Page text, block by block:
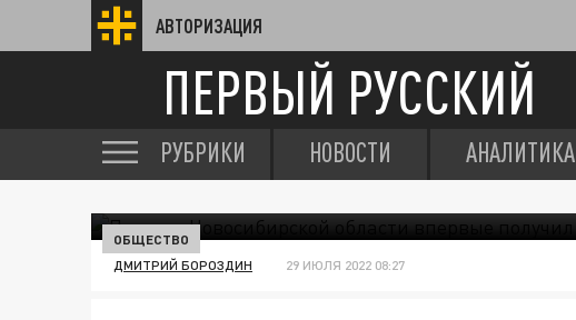
АВТОРИЗАЦИЯ
ПЕРВЫЙ РУССКИЙ
РУБРИКИ НОВОСТИ АНАЛИТИКА
ОБЩЕСТВО
ДМИТРИЙ БОРОЗДИН 29 ИЮЛЯ 2022 08:27